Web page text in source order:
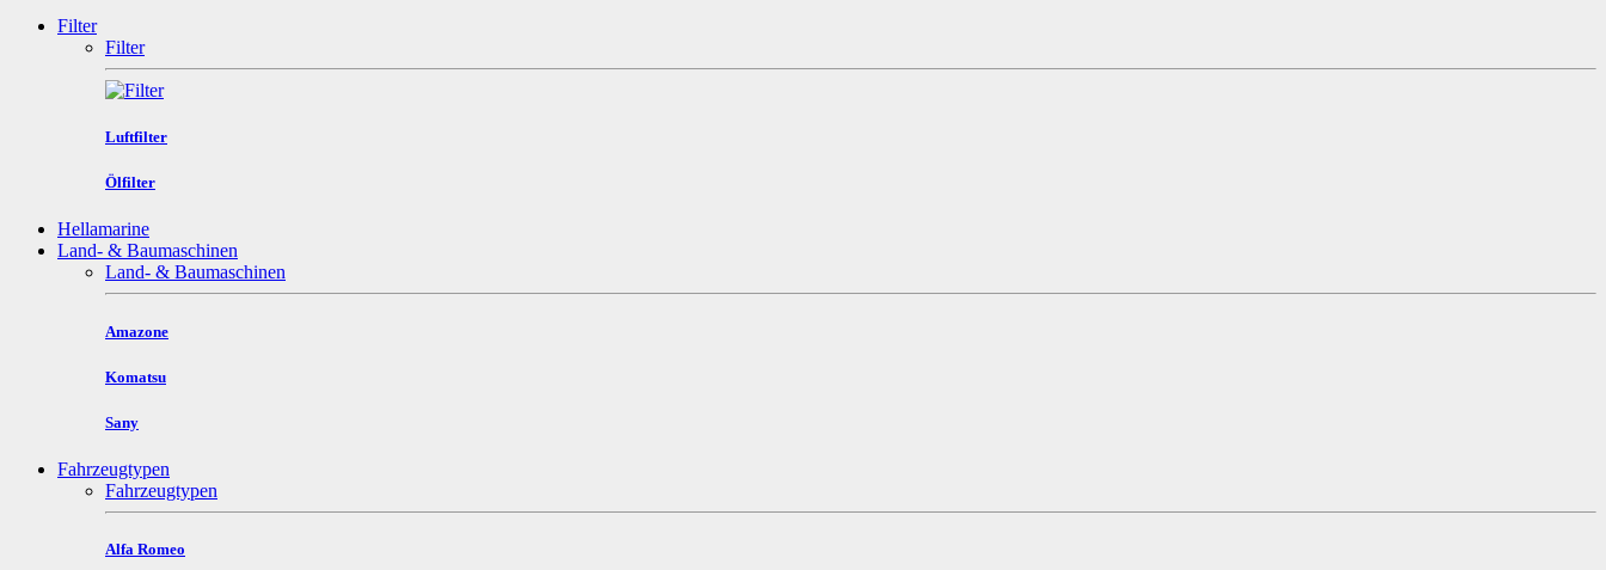
Filter
Filter
Luftfilter
Ölfilter
Hellamarine
Land- & Baumaschinen
Land- & Baumaschinen
Amazone
Komatsu
Sany
Fahrzeugtypen
Fahrzeugtypen
Alfa Romeo